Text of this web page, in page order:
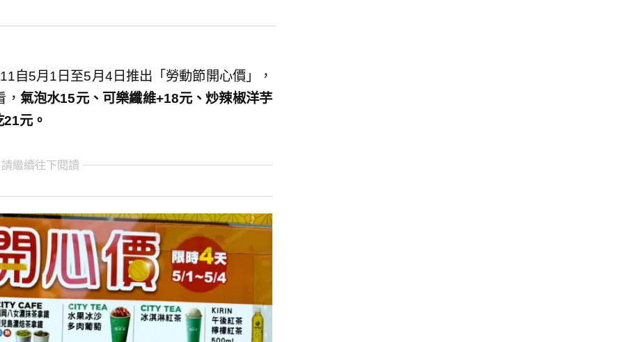
自5月1日至5月4日推出「勞動節開心價」，
氣泡水15元、可樂纖維+18元、炒辣椒洋芋
元。
繼續往下閱讀